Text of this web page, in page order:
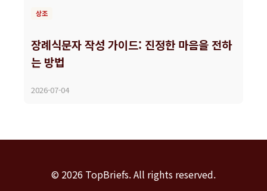
상조
장례식문자 작성 가이드: 진정한 마음을 전하
는 방법
2026-07-04
© 2026 TopBriefs. All rights reserved.